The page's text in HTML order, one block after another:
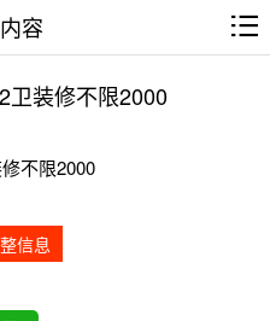
容
卫装修不限2000
不限2000
信息